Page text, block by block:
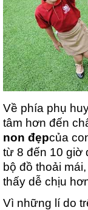
Về phía phụ
tâm hơn đến
non đẹpcủa
từ 8 đến 10 giờ
bộ đồ thoải
thấy dễ chịu
Vì những lí do